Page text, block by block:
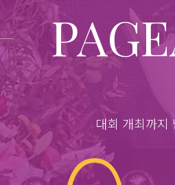
대회 개최까지